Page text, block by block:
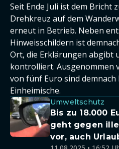
Seit Ende Juli ist dem Bricht
Drehkreuz auf dem
erneut in Betrieb. Neben
Hinweisschildern ist
Ort, die Erklärungen abgibt
kontrolliert. Ausgenommen
von fünf Euro sind demnach
Einheimische.
Umweltschutz
Bis zu 18.000
geht gegen
vor, auch